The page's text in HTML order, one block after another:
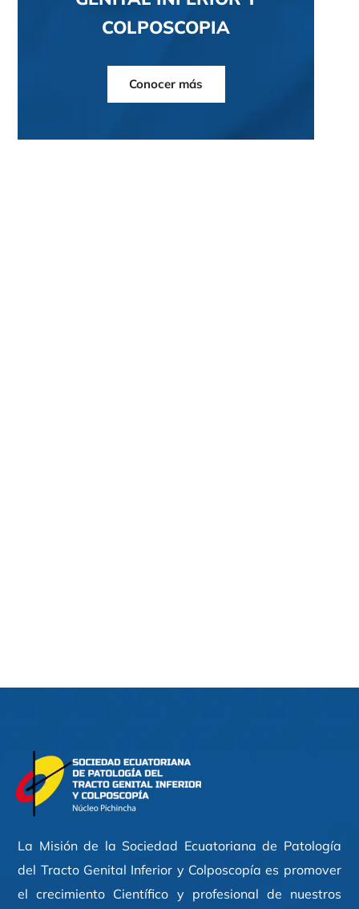
COLPOSCOPIA
Conocer más
La Misión de la Sociedad Ecuatoriana de Patología
del Tracto Genital Inferior y Colposcopía es promover
el crecimiento Científico y profesional de nuestros